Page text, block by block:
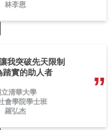
林斈恩
我突破先天限制
踏實的助人者
立清華大學
會學院學士班
羅弘杰